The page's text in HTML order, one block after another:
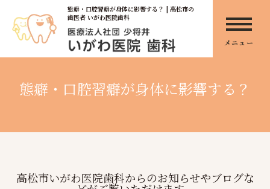
態癖・口腔習癖が身体に影響する？ | 高松市の
歯医者 いがわ医院歯科
メニュー
態癖・口腔習癖が身体に影響する？
高松市いがわ医院歯科からのお知らせやブログな